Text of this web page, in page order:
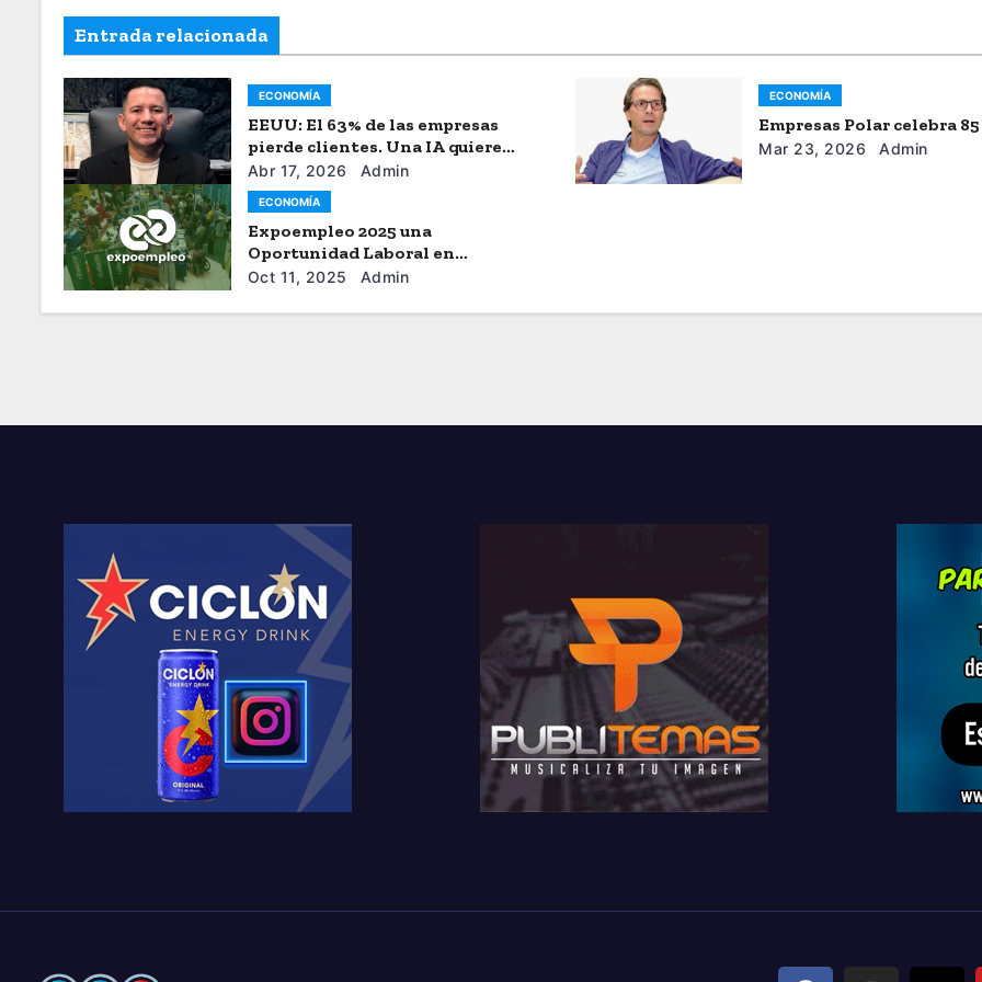
Entrada relacionada
ECONOMÍA
EEUU: El 63% de las empresas
pierde clientes. Una IA quiere
acabar con la “fuga de capital”
Abr 17, 2026 Admin
ECONOMÍA
Empresas Polar celebra
Mar 23, 2026 Admin
ECONOMÍA
Expoempleo 2025 una
Oportunidad Laboral en
Venezuela
Oct 11, 2025 Admin